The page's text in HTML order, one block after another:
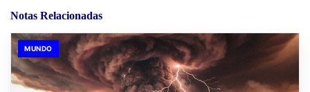
Notas Relacionadas
MUNDO